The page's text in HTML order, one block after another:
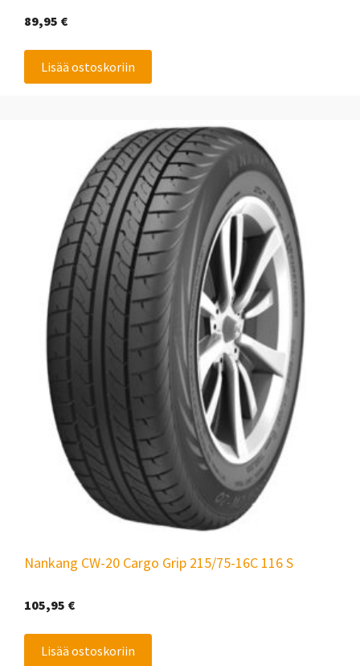
89,95 €
Lisää ostoskoriin
Nankang CW-20 Cargo Grip 215/75-16C 116 S
105,95 €
Lisää ostoskoriin